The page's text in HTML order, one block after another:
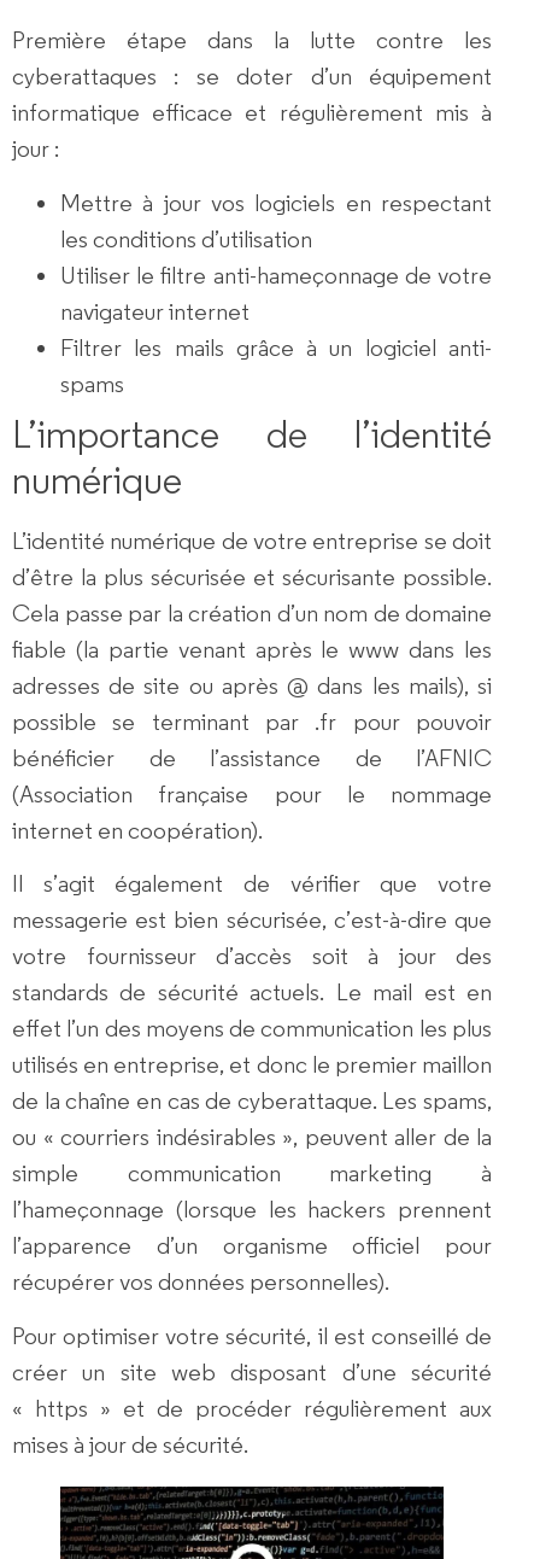
Première étape dans la lutte contre les
cyberattaques : se doter d’un équipement
informatique efficace et régulièrement mis à
jour :
Mettre à jour vos logiciels en respectant
les conditions d’utilisation
Utiliser le filtre anti-hameçonnage de votre
navigateur internet
Filtrer les mails grâce à un logiciel anti-
spams
L’importance de l’identité
numérique
L’identité numérique de votre entreprise se doit
d’être la plus sécurisée et sécurisante possible.
Cela passe par la création d’un nom de domaine
fiable (la partie venant après le www dans les
adresses de site ou après @ dans les mails), si
possible se terminant par .fr pour pouvoir
bénéficier de l’assistance de l’AFNIC
(Association française pour le nommage
internet en coopération).
Il s’agit également de vérifier que votre
messagerie est bien sécurisée, c’est-à-dire que
votre fournisseur d’accès soit à jour des
standards de sécurité actuels. Le mail est en
effet l’un des moyens de communication les plus
utilisés en entreprise, et donc le premier maillon
de la chaîne en cas de cyberattaque. Les spams,
ou « courriers indésirables », peuvent aller de la
simple communication marketing à
l’hameçonnage (lorsque les hackers prennent
l’apparence d’un organisme officiel pour
récupérer vos données personnelles).
Pour optimiser votre sécurité, il est conseillé de
créer un site web disposant d’une sécurité
« https » et de procéder régulièrement aux
mises à jour de sécurité.